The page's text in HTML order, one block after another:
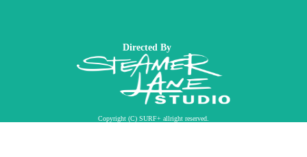
Directed By
Copyright (C) SURF+ allright reserved.